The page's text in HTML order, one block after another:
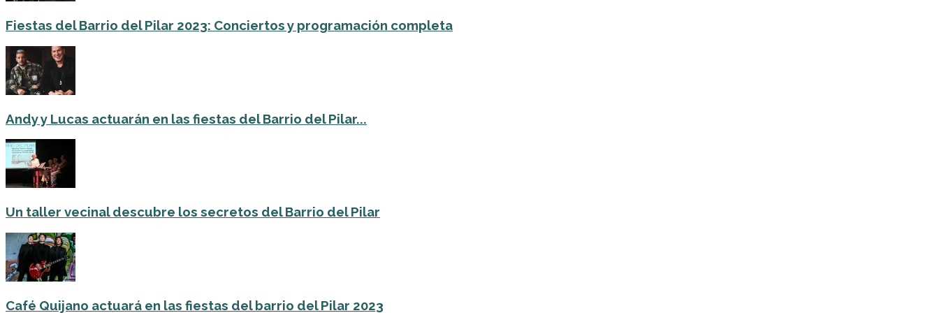
Fiestas del Barrio del Pilar 2023: Conciertos y programación completa
Andy y Lucas actuarán en las fiestas del Barrio del Pilar...
Un taller vecinal descubre los secretos del Barrio del Pilar
Café Quijano actuará en las fiestas del barrio del Pilar 2023